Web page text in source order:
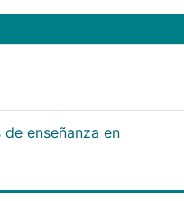
enseñanza en